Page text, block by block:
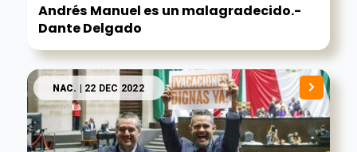
Andrés Manuel es un malagradecido.-
Dante Delgado
NAC. | 22 DEC 2022